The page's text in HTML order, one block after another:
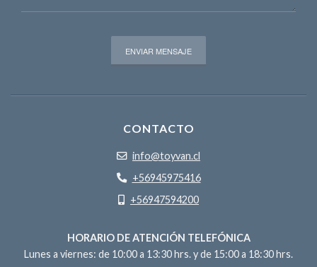
CONTACTO
info@toyvan.cl
+56945975416
+56947594200
HORARIO DE ATENCIÓN TELEFÓNICA
Lunes a viernes: de 10:00 a 13:30 hrs. y de 15:00 a 18:30 hrs.